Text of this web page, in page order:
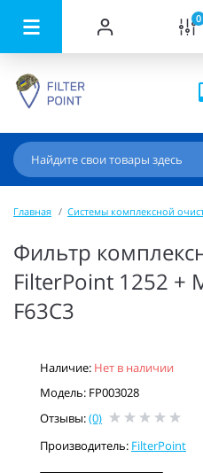
0
Главная Системы комплексной
Фильтр
FilterPoint 1252 +
F63C3
Наличие: Нет в наличии
Модель: FP003028
Отзывы:(0)
Производитель: FilterPoint